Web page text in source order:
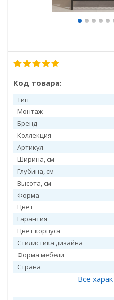
Код товара:
Тип
Монтаж
Бренд
Коллекция
Артикул
Ширина, см
Глубина, см
Высота, см
Форма
Цвет
Гарантия
Цвет корпуса
Стилистика дизайна
Форма мебели
Страна
Все